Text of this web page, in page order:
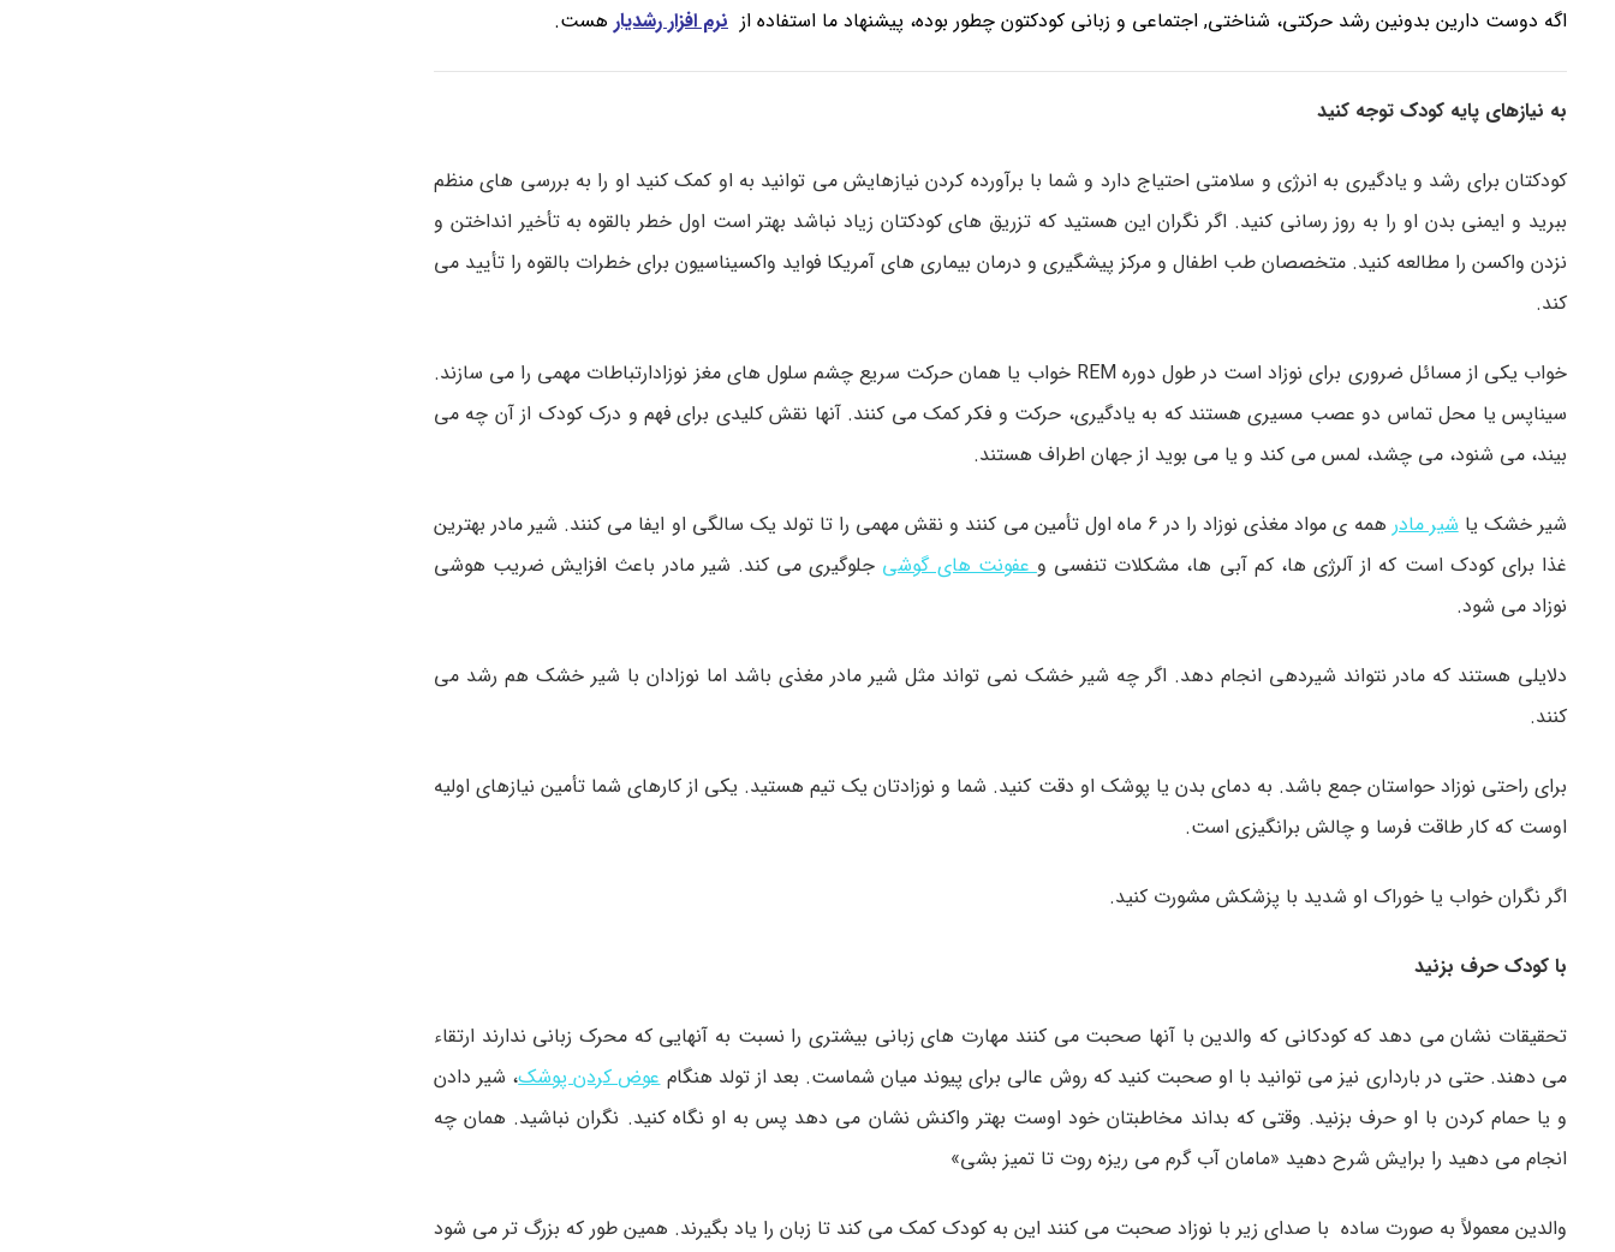
اگه دوست دارین بدونین رشد حرکتی، شناختی, اجتماعی و زبانی کودکتون چطور بوده، پیشنهاد ما استفاده از نرم افزار رشدیار هست.
به نیازهای پایه کودک توجه کنید
کودکتان برای رشد و یادگیری به انرژی و سلامتی احتیاج دارد و شما با برآورده کردن نیازهایش می توانید به او کمک کنید او را به بررسی های منظم
ببرید و ایمنی بدن او را به روز رسانی کنید. اگر نگران این هستید که تزریق های کودکتان زیاد نباشد بهتر است اول خطر بالقوه به تأخیر انداختن و
نزدن واکسن را مطالعه کنید. متخصصان طب اطفال و مرکز پیشگیری و درمان بیماری های آمریکا فواید واکسیناسیون برای خطرات بالقوه را تأیید می
کند.
خواب یکی از مسائل ضروری برای نوزاد است در طول دوره REM خواب یا همان حرکت سریع چشم سلول های مغز نوزادارتباطات مهمی را می سازند.
سیناپس یا محل تماس دو عصب مسیری هستند که به یادگیری، حرکت و فکر کمک می کنند. آنها نقش کلیدی برای فهم و درک کودک از آن چه می
بیند، می شنود، می چشد، لمس می کند و یا می بوید از جهان اطراف هستند.
شیر خشک یاشیر مادر
همه ی مواد مغذی نوزاد را در 6 ماه اول تأمین می کنند و نقش مهمی را تا تولد یک سالگی او ایفا می کنند. شیر مادر بهترین
غذا برای کودک است که از آلرژی ها، کم آبی ها، مشکلات تنفسی وعفونت های گوشی جلوگیری می کند. شیر مادر باعث افزایش ضریب هوشی
نوزاد می شود.
دلایلی هستند که مادر نتواند شیردهی انجام دهد. اگر چه شیر خشک نمی تواند مثل شیر مادر مغذی باشد اما نوزادان با شیر خشک هم رشد می
کنند.
برای راحتی نوزاد حواستان جمع باشد. به دمای بدن یا پوشک او دقت کنید. شما و نوزادتان یک تیم هستید. یکی از کارهای شما تأمین نیازهای اولیه
اوست که کار طاقت فرسا و چالش برانگیزی است.
اگر نگران خواب یا خوراک او شدید با پزشکش مشورت کنید.
با کودک حرف بزنید
تحقیقات نشان می دهد که کودکانی که والدین با آنها صحبت می کنند مهارت های زبانی بیشتری را نسبت به آنهایی که محرک زبانی ندارند ارتقاء
می دهند. حتی در بارداری نیز می توانید با او صحبت کنید که روش عالی برای پیوند میان شماست. بعد از تولد هنگامعوض کردن پوشک، شیر دادن
و یا حمام کردن با او حرف بزنید. وقتی که بداند مخاطبتان خود اوست بهتر واکنش نشان می دهد پس به او نگاه کنید. نگران نباشید. همان چه
انجام می دهید را برایش شرح دهید «مامان آب گرم می ریزه روت تا تمیز بشی»
والدین معمولاً به صورت ساده با صدای زیر با نوزاد صحبت می کنند این به کودک کمک می کند تا زبان را یاد بگیرند. همین طور که بزرگ تر می شود